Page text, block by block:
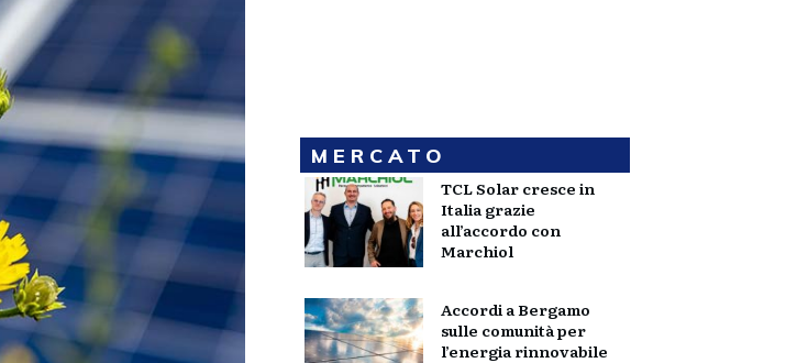
MERCATO
TCL Solar cresce in
Italia grazie
all’accordo con
Marchiol
Accordi a Bergamo
sulle comunità per
l’energia rinnovabile